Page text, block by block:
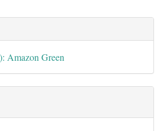
Amazon Green